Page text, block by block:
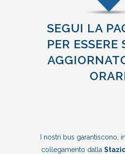
SEGUI LA
PER ESSERE
I nostri bus garantiscono,
collegamento dalla